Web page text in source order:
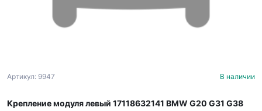
Артикул: 9947 В наличии
Крепление модуля левый 17118632141 BMW G20 G31 G38